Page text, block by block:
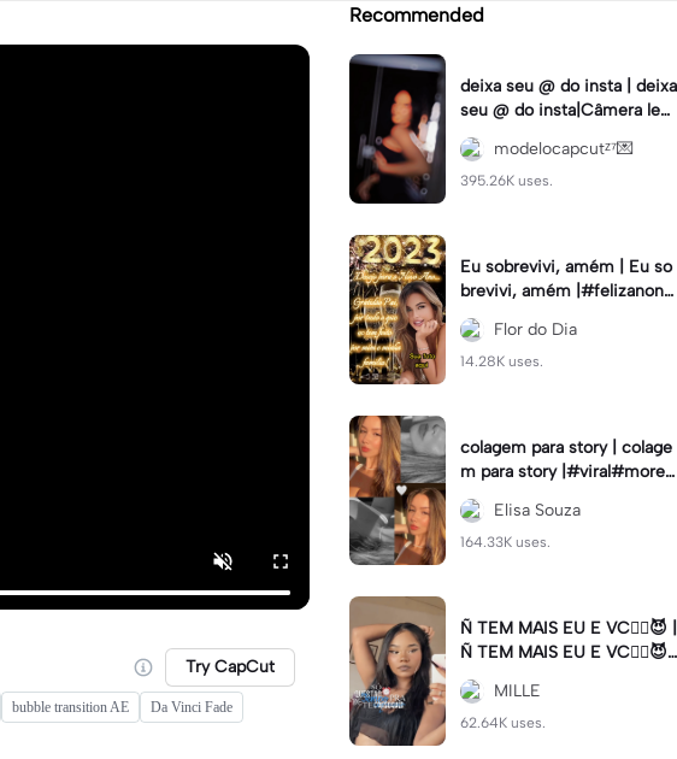
Try CapCut
bubble transition AE
Da Vinci Fade
Recommended
deixa seu @ do insta | deixa
seu @ do insta|Câmera lent
a #fyp #viral #trend #fyp
ツ⁠
modelocapcutᶻ⁷💌
395.26K uses.
Eu sobrevivi, amém | Eu so
brevivi, amém |#felizanono
#feliz2023
Flor do Dia
14.28K uses.
colagem para story | colage
m para story |#viral#moren
a#instastory#colagemdefo
tos#instaElisa Souza
164.33K uses.
Ñ TEM MAIS EU E VC😮‍💨😈 |
Ñ TEM MAIS EU E VC😮‍💨😈|
#naotemmaiseuevc #letras
dinamica #slow
MILLE
62.64K uses.